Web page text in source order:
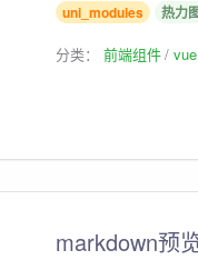
uni_modules 热力
分类：前端组件
markdown预